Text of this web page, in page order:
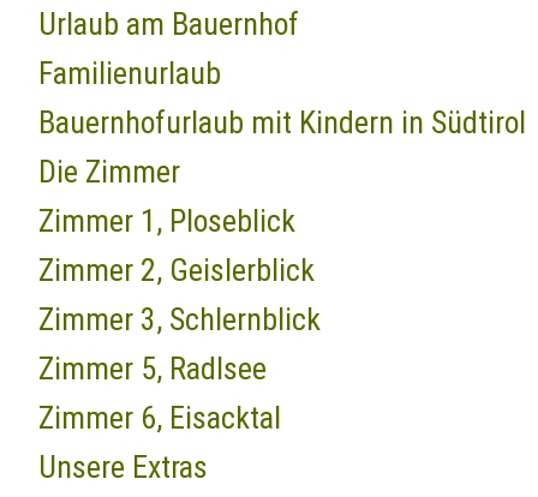
Urlaub am Bauernhof
Familienurlaub
Bauernhofurlaub mit Kindern in Südtirol
Die Zimmer
Zimmer 1, Ploseblick
Zimmer 2, Geislerblick
Zimmer 3, Schlernblick
Zimmer 5, Radlsee
Zimmer 6, Eisacktal
Unsere Extras